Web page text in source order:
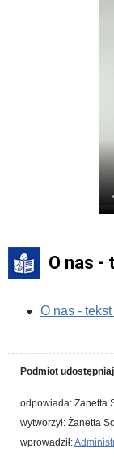
O nas -
O nas -
Podmiot
odpowiada: Żanetta
wytworzył: Żanetta
wprowadził: